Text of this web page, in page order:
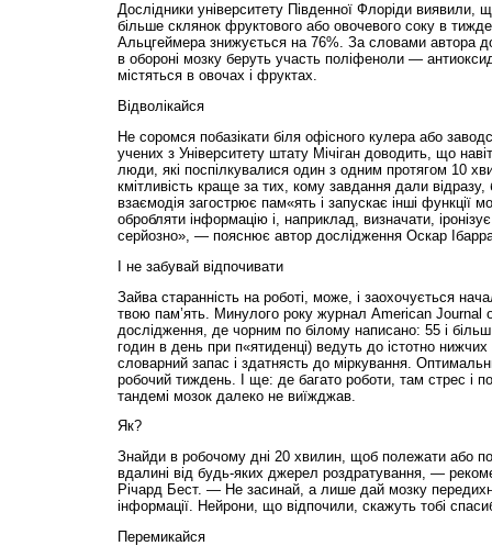
Дослідники університету Південної Флоріди виявили,
більше склянок фруктового або овочевого соку в
Альцгеймера знижується на 76%. За словами автора
в обороні мозку беруть участь поліфеноли —
містяться в овочах і фруктах.
Відволікайся
Не соромся побазікати біля офісного кулера або
учених з Університету штату Мічіган доводить, що
люди, які поспілкувалися один з одним протягом 10
кмітливість краще за тих, кому завдання дали
взаємодія загострює пам«ять і запускає інші функції
обробляти інформацію і, наприклад, визначати,
серйозно», — пояснює автор дослідження Оскар
І не забувай відпочивати
Зайва старанність на роботі, може, і заохочується
твою пам’ять. Минулого року журнал American Journal
дослідження, де чорним по білому написано: 55 і
годин в день при п«ятиденці) ведуть до істотно нижчих
словарний запас і здатнясть до міркування.
робочий тиждень. І ще: де багато роботи, там стрес і
тандемі мозок далеко не виїжджав.
Як?
Знайди в робочому дні 20 хвилин, щоб полежати або
вдалині від будь-яких джерел роздратування, —
Річард Бест. — Не засинай, а лише дай мозку
інформації. Нейрони, що відпочили, скажуть тобі
Перемикайся